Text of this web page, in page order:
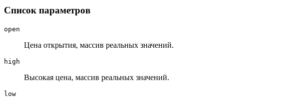
Список параметров
open
Цена открытия, массив реальных значений.
high
Высокая цена, массив реальных значений.
low